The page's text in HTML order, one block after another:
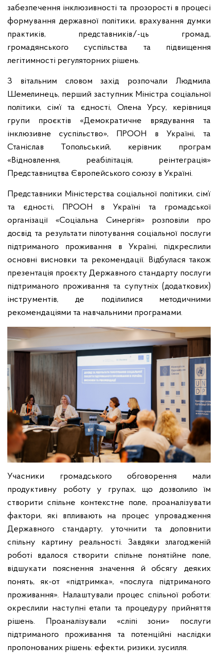
забезпечення інклюзивності та прозорості в процесі
формування державної політики, врахування думки
практиків, представників/-ць громад,
громадянського суспільства та підвищення
легітимності регуляторних рішень.
З вітальним словом захід розпочали Людмила
Шемелинець, перший заступник Міністра соціальної
політики, сім’ї та єдності, Олена Урсу, керівниця
групи проєктів «Демократичне врядування та
інклюзивне суспільство», ПРООН в Україні, та
Станіслав Топольський, керівник програм
«Відновлення, реабілітація, реінтеграція»
Представництва Європейського союзу в Україні.
Представники Міністерства соціальної політики, сім’ї
та єдності, ПРООН в Україні та громадської
організації «Соціальна Синергія» розповіли про
досвід та результати пілотування соціальної послуги
підтриманого проживання в Україні, підкреслили
основні висновки та рекомендації.
Відбулася також
презентація проєкту Державного стандарту послуги
підтриманого проживання та супутніх (додаткових)
інструментів, де поділилися методичними
рекомендаціями та навчальними програмами.
Учасники громадського обговорення мали
продуктивну роботу у групах, що дозволило їм
створити спільне контекстне поле, проаналізувати
фактори, які впливають на процес упровадження
Державного стандарту, уточнити та доповнити
спільну картину реальності. Завдяки злагодженій
роботі вдалося створити спільне понятійне поле,
відшукати пояснення значення й обсягу деяких
понять, як-от «підтримка», «послуга підтриманого
проживання». Налаштували процес спільної роботи:
окреслили наступні етапи та процедуру прийняття
рішень. Проаналізували «сліпі зони» послуги
підтриманого проживання та потенційні наслідки
пропонованих рішень: ефекти, ризики, зусилля.